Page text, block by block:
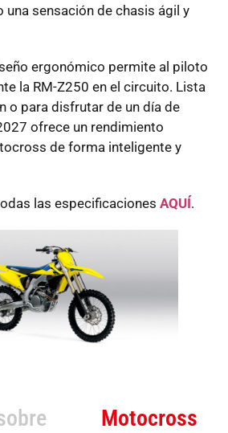
sensación de chasis ágil y
ergonómico permite al piloto
la RM-Z250 en el circuito. Lista
o para disfrutar de un día de
ofrece un rendimiento
de forma inteligente y
las especificaciones AQUÍ.
Motocross